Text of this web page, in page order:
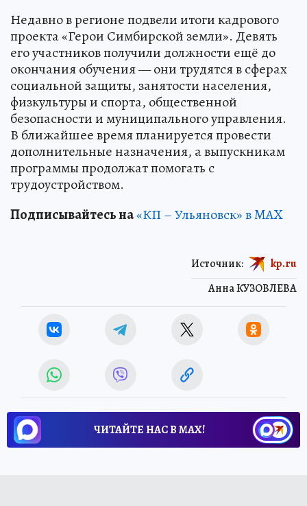
Недавно в регионе подвели итоги кадрового
проекта «Герои Симбирской земли». Девять
его участников получили должности ещё до
окончания обучения — они трудятся в сферах
социальной защиты, занятости населения,
физкультуры и спорта, общественной
безопасности и муниципального управления.
В ближайшее время планируется провести
дополнительные назначения, а выпускникам
программы продолжат помогать с
трудоустройством.
Подписывайтесь на«КП – Ульяновск» в MAX
Анна КУЗОВЛЕВА
Источник: kp.ru
ЧИТАЙТЕ НАС В МАХ!